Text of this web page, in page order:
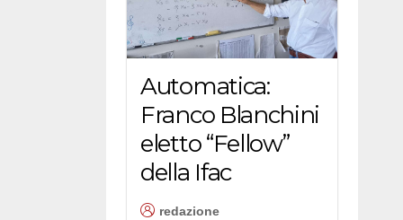
Automatica:
Franco Blanchini
eletto “Fellow”
della Ifac
redazione